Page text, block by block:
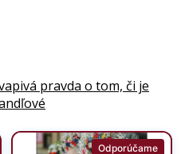
pravda o tom, či je